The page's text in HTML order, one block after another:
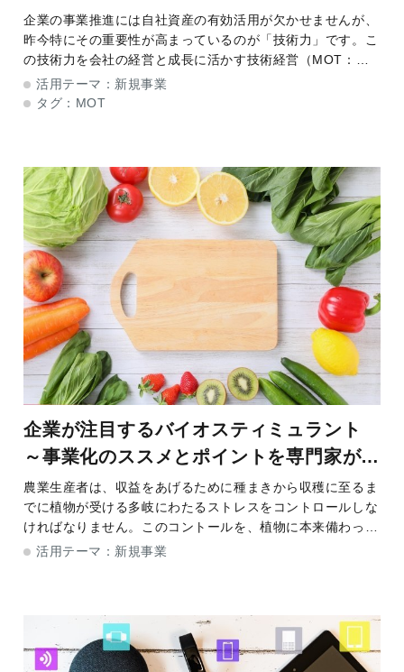
材マネジメントの考え方
企業の事業推進には自社資産の有効活用が欠かせませんが、
昨今特にその重要性が高まっているのが「技術力」です。こ
の技術力を会社の経営と成長に活かす技術経営（MOT：
Management of Technology）視点の取り組みが注目されて
います。 今回は、この
活用テーマ： 新規事業
タグ： MOT
企業が注目するバイオスティミュラント
～事業化のススメとポイントを専門家が解
説～
農業生産者は、収益をあげるために種まきから収穫に至るま
でに植物が受ける多岐にわたるストレスをコントロールしな
ければなりません。このコントールを、植物に本来備わって
いる力(=免疫力)を利用することで、ストレスを緩和させて
活用テーマ： 新規事業